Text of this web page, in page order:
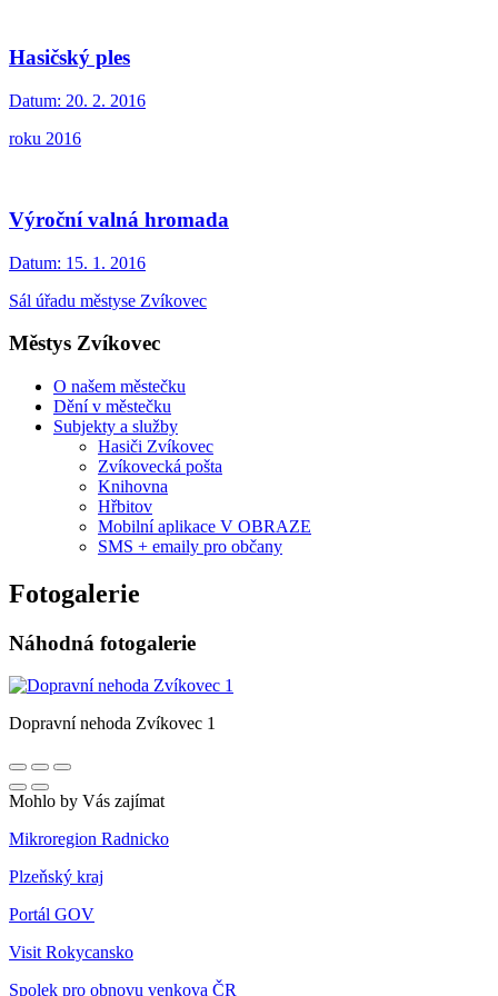
Hasičský ples
Datum: 20. 2. 2016
roku 2016
Výroční valná hromada
Datum: 15. 1. 2016
Sál úřadu městyse Zvíkovec
Městys Zvíkovec
O našem městečku
Dění v městečku
Subjekty a služby
Hasiči Zvíkovec
Zvíkovecká pošta
Knihovna
Hřbitov
Mobilní aplikace V OBRAZE
SMS + emaily pro občany
Fotogalerie
Náhodná fotogalerie
Dopravní nehoda Zvíkovec 1
Mohlo by Vás zajímat
Mikroregion Radnicko
Plzeňský kraj
Portál GOV
Visit Rokycansko
Spolek pro obnovu venkova ČR